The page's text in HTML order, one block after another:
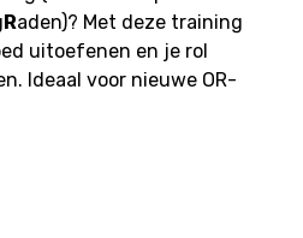
Raden)? Met deze training
uitoefenen en je rol
Ideaal voor nieuwe OR-